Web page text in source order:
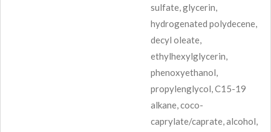
sulfate, glycerin,
hydrogenated polydecene,
decyl oleate,
ethylhexylglycerin,
phenoxyethanol,
propylenglycol, C15-19
alkane, coco-
caprylate/caprate, alcohol,